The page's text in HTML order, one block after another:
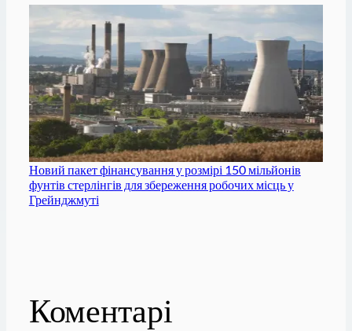
Новий пакет фінансування у розмірі 150 мільйонів
фунтів стерлінгів для збереження робочих місць у
Грейнджмуті
Коментарі